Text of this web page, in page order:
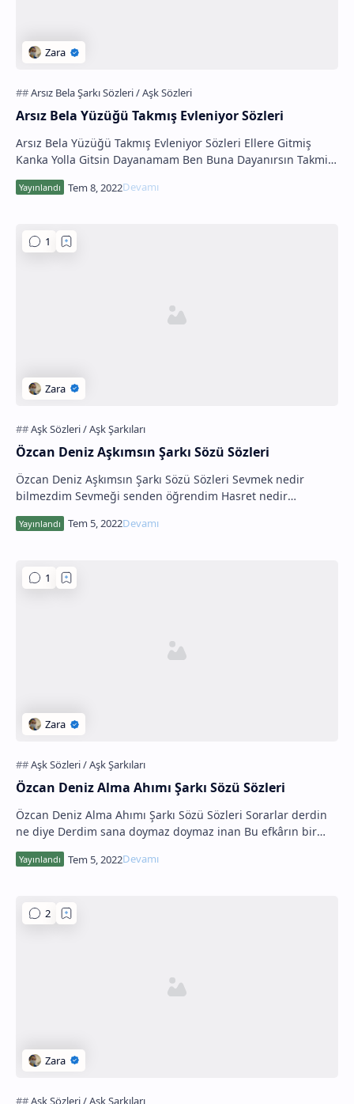
Arsız Bela Yüzüğü Takmış Evleniyor Sözleri
Arsız Bela Yüzüğü Takmış Evleniyor Sözleri Ellere Gitmiş
Kanka Yolla Gitsin Dayanamam Ben Buna Dayanırsın Takmiş
İşte Yüzüğü Offf Bekledim O Hayalim …
Özcan Deniz Aşkımsın Şarkı Sözü Sözleri
Özcan Deniz Aşkımsın Şarkı Sözü Sözleri Sevmek nedir
bilmezdim Sevmeği senden öğrendim Hasret nedir
Özcan Deniz Alma Ahımı Şarkı Sözü Sözleri
Özcan Deniz Alma Ahımı Şarkı Sözü Sözleri Sorarlar derdin
ne diye Derdim sana doymaz doymaz inan Bu efkârın bir
tarifi yar Kitaplara sığmaz sığmaz in…